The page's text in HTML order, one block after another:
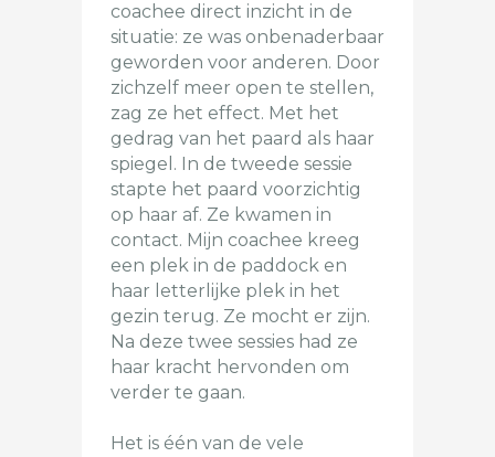
coachee direct inzicht in de
situatie: ze was onbenaderbaar
geworden voor anderen. Door
zichzelf meer open te stellen,
zag ze het effect. Met het
gedrag van het paard als haar
spiegel. In de tweede sessie
stapte het paard voorzichtig
op haar af. Ze kwamen in
contact. Mijn coachee kreeg
een plek in de paddock en
haar letterlijke plek in het
gezin terug. Ze mocht er zijn.
Na deze twee sessies had ze
haar kracht hervonden om
verder te gaan.
Het is één van de vele